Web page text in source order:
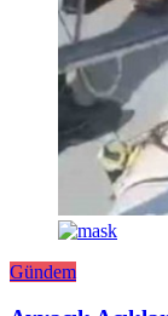
Gündem